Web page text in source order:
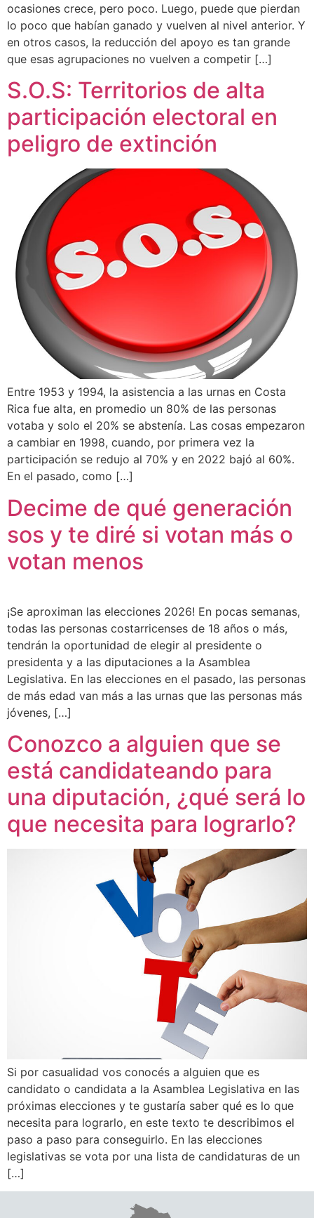
ocasiones crece, pero poco. Luego, puede que pierdan
lo poco que habían ganado y vuelven al nivel anterior. Y
en otros casos, la reducción del apoyo es tan grande
que esas agrupaciones no vuelven a competir […]
S.O.S: Territorios de alta
participación electoral en
peligro de extinción
Entre 1953 y 1994, la asistencia a las urnas en Costa
Rica fue alta, en promedio un 80% de las personas
votaba y solo el 20% se abstenía. Las cosas empezaron
a cambiar en 1998, cuando, por primera vez la
participación se redujo al 70% y en 2022 bajó al 60%.
En el pasado, como […]
Decime de qué generación
sos y te diré si votan más o
votan menos
¡Se aproximan las elecciones 2026! En pocas semanas,
todas las personas costarricenses de 18 años o más,
tendrán la oportunidad de elegir al presidente o
presidenta y a las diputaciones a la Asamblea
Legislativa. En las elecciones en el pasado, las personas
de más edad van más a las urnas que las personas más
jóvenes, […]
Conozco a alguien que se
está candidateando para
una diputación, ¿qué será lo
que necesita para lograrlo?
Si por casualidad vos conocés a alguien que es
candidato o candidata a la Asamblea Legislativa en las
próximas elecciones y te gustaría saber qué es lo que
necesita para lograrlo, en este texto te describimos el
paso a paso para conseguirlo. En las elecciones
legislativas se vota por una lista de candidaturas de un
[…]